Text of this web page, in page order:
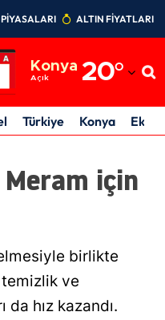
ALTIN FİYATLARI
Konya
Açık 20°
Adıyaman
Afyonkarahisar
Amasya
Artvin
Aydın
Türkiye Konya
için
birlikte
ve
da hız kazandı.